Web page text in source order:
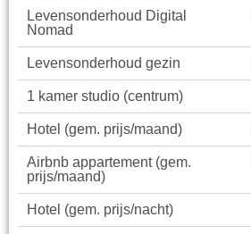
Levensonderhoud Digital
Nomad
Levensonderhoud gezin
1 kamer studio (centrum)
Hotel (gem. prijs/maand)
Airbnb appartement (gem.
prijs/maand)
Hotel (gem. prijs/nacht)